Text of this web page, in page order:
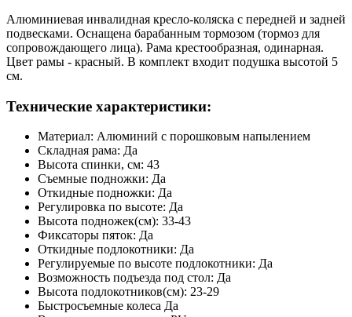
Алюминиевая инвалидная кресло-коляска с передней и задней
подвесками. Оснащена барабанным тормозом (тормоз для
сопровождающего лица). Рама крестообразная, одинарная.
Цвет рамы - красный. В комплект входит подушка высотой 5
см.
Технические характеристики:
Материал: Алюминий с порошковым напылением
Складная рама: Да
Высота спинки, см: 43
Съемные подножки: Да
Откидные подножки: Да
Регулировка по высоте: Да
Высота подножек(см): 33-43
Фиксаторы пяток: Да
Откидные подлокотники: Да
Регулируемые по высоте подлокотники: Да
Возможность подъезда под стол: Да
Высота подлокотников(см): 23-29
Быстросъемные колеса Да